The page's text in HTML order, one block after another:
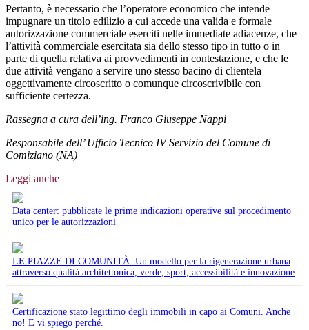
Pertanto, è necessario che l’operatore economico che intende
impugnare un titolo edilizio a cui accede una valida e formale
autorizzazione commerciale eserciti nelle immediate adiacenze, che
l’attività commerciale esercitata sia dello stesso tipo in tutto o in
parte di quella relativa ai provvedimenti in contestazione, e che le
due attività vengano a servire uno stesso bacino di clientela
oggettivamente circoscritto o comunque circoscrivibile con
sufficiente certezza.
Rassegna a cura dell’ing. Franco Giuseppe Nappi
Responsabile dell’ Ufficio Tecnico IV Servizio del Comune di
Comiziano (NA)
Leggi anche
Data center: pubblicate le prime indicazioni operative sul procedimento
unico per le autorizzazioni
LE PIAZZE DI COMUNITÀ. Un modello per la rigenerazione urbana
attraverso qualità architettonica, verde, sport, accessibilità e innovazione
Certificazione stato legittimo degli immobili in capo ai Comuni. Anche
no! E vi spiego perché.